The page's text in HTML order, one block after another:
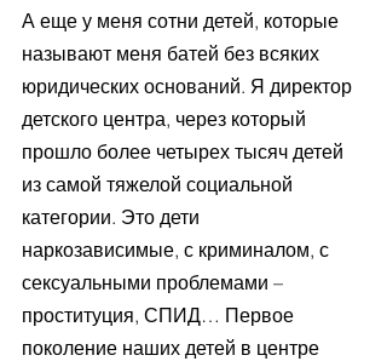
А еще у меня сотни детей, которые
называют меня батей без всяких
юридических оснований. Я директор
детского центра, через который
прошло более четырех тысяч детей
из самой тяжелой социальной
категории. Это дети
наркозависимые, с криминалом, с
сексуальными проблемами –
проституция, СПИД… Первое
поколение наших детей в центре